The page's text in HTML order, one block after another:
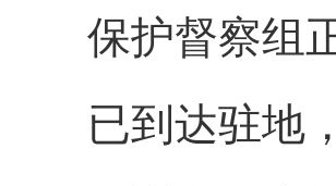
保护督察组
已到达驻地